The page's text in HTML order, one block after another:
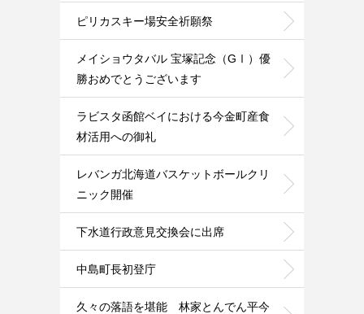
ピリカスキー場安全祈願祭
メイショウタバル 宝塚記念（GⅠ）優
勝おめでとうございます
ラビスタ函館ベイにおける今金町産食
材活用への御礼
レバンガ北海道バスケットボールクリ
ニック開催
下水道行政意見交換会に出席
中島町長初登庁
久々の落語を堪能 林家とんでん平今